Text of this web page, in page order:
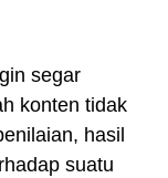
segar
konten tidak
hasil
suatu